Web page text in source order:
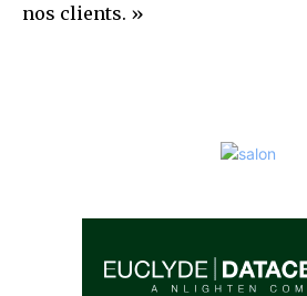
nos clients. »